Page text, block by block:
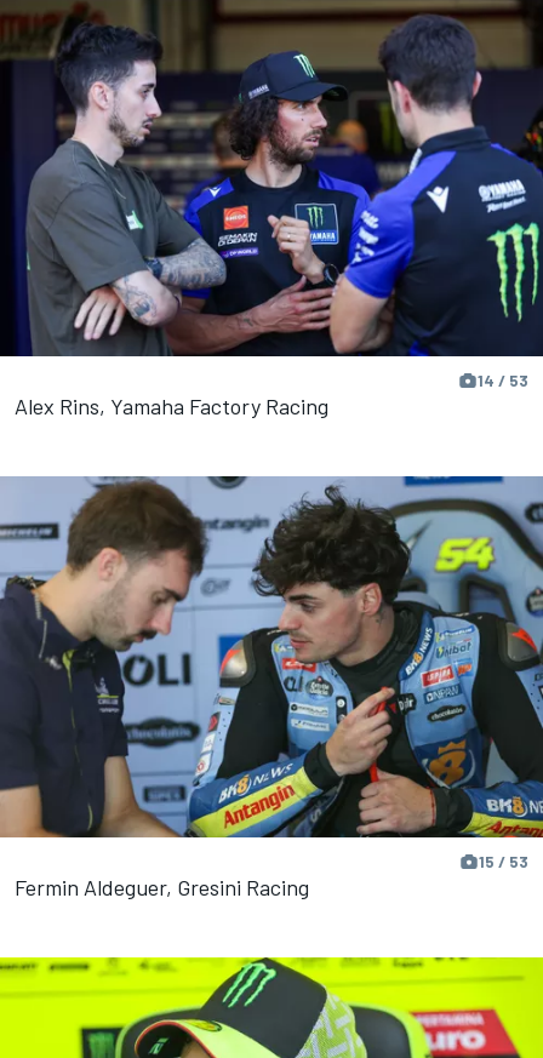
14 / 53
Alex Rins, Yamaha Factory Racing
15 / 53
Fermin Aldeguer, Gresini Racing